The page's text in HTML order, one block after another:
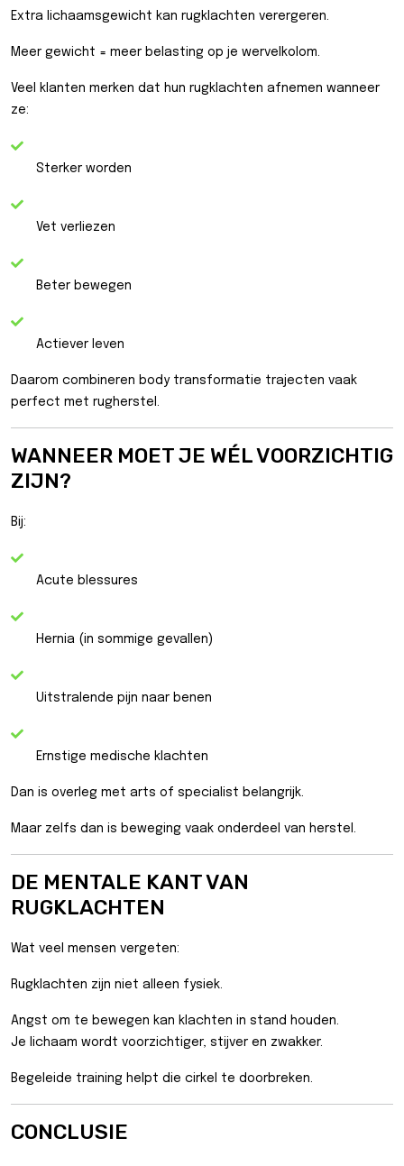
Extra lichaamsgewicht kan rugklachten verergeren.
Meer gewicht = meer belasting op je wervelkolom.
Veel klanten merken dat hun rugklachten afnemen wanneer
ze:
Sterker worden
Vet verliezen
Beter bewegen
Actiever leven
Daarom combineren body transformatie trajecten vaak
perfect met rugherstel.
WANNEER MOET JE WÉL VOORZICHTIG
ZIJN?
Bij:
Acute blessures
Hernia (in sommige gevallen)
Uitstralende pijn naar benen
Ernstige medische klachten
Dan is overleg met arts of specialist belangrijk.
Maar zelfs dan is beweging vaak onderdeel van herstel.
DE MENTALE KANT VAN
RUGKLACHTEN
Wat veel mensen vergeten:
Rugklachten zijn niet alleen fysiek.
Angst om te bewegen kan klachten in stand houden.
Je lichaam wordt voorzichtiger, stijver en zwakker.
Begeleide training helpt die cirkel te doorbreken.
CONCLUSIE